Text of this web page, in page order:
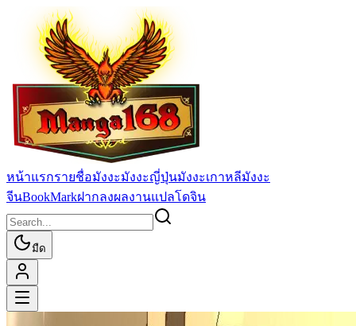
หน้าแรกรายชื่อมังงะมังงะญี่ปุ่นมังงะเกาหลีมังงะ
จีนBookMarkฝากลงผลงานแปลโดจิน
มืด